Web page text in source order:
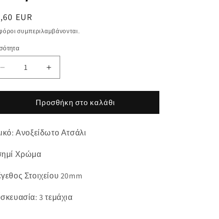
EUR
συμπεριλαμβάνονται.
Μείωση
ποσότητας
για
Ατσάλινο
περίγραμμα
23mm
Αύξηση
ποσότητας
για
Ατσάλινο
περίγραμμα
23mm
Προσθήκη στο καλάθι
Ανοξείδωτο Ατσάλι
Χρώμα
Στοιχείου 20mm
3 τεμάχια